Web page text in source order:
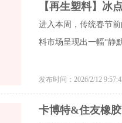
【再生塑料】冰
进入本周，传统春节
料市场呈现出一幅“静
发布时间：2026/2/12
卡博特&住友橡